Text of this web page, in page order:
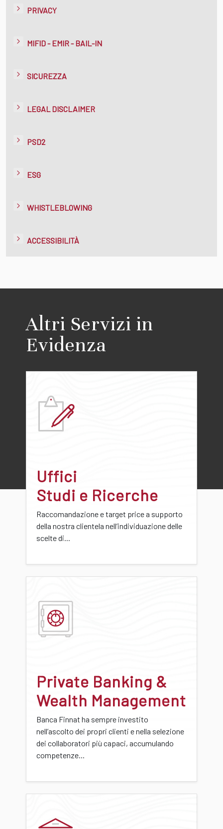
PRIVACY
MIFID - EMIR - BAIL-IN
SICUREZZA
LEGAL DISCLAIMER
PSD2
ESG
WHISTLEBLOWING
ACCESSIBILITÀ
Altri Servizi in
Evidenza
Uffici
Studi e Ricerche
Raccomandazione e target price a supporto
della nostra clientela nell’individuazione delle
scelte di...
Private Banking &
Wealth Management
Banca Finnat ha sempre investito
nell’ascolto dei propri clienti e nella selezione
dei collaboratori più capaci, accumulando
competenze...